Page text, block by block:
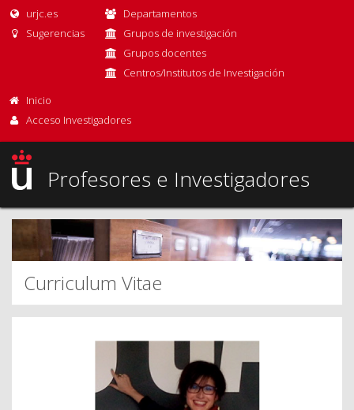
urjc.es
Sugerencias
Departamentos
Grupos de investigación
Grupos docentes
Centros/Institutos de Investigación
Inicio
Acceso Investigadores
Profesores e Investigadores
Curriculum Vitae